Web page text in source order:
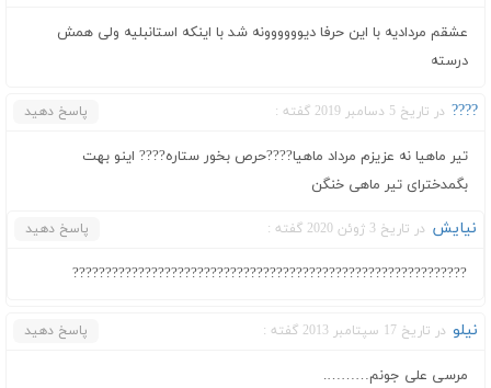
عشقم مردادیه با این حرفا دیوووووونه شد با اینکه استانبلیه ولی همش
درسته
???? در تاریخ 5 دسامبر 2019 گفته : پاسخ دهید
تیر ماهیا نه عزیزم مرداد ماهیا????حرص بخور ستاره???? اینو بهت
بگمدخترای تیر ماهی خنگن
نیایش در تاریخ 3 ژوئن 2020 گفته : پاسخ دهید
????????????????????????????????????????????????????????????
نیلو در تاریخ 17 سپتامبر 2013 گفته : پاسخ دهید
مرسی علی جونم……….